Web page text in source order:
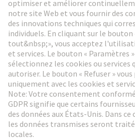
Aller à l'inscription
Social Media